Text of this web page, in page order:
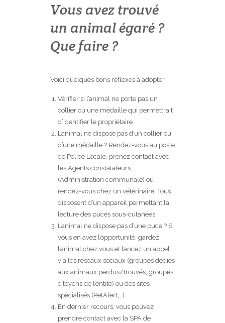
Vous avez trouvé
un animal égaré ?
Que faire ?
Voici quelques bons réflexes à adopter :
Vérifier si l’animal ne porte pas un
collier ou une médaille qui permettrait
d’identifier le propriétaire.
L’animal ne dispose pas d’un collier ou
d’une médaille ? Rendez-vous au poste
de Police Locale, prenez contact avec
les Agents constatateurs
(Administration communale) ou
rendez-vous chez un vétérinaire. Tous
disposent d’un appareil permettant la
lecture des puces sous-cutanées.
L’animal ne dispose pas d’une puce ? Si
vous en avez l’opportunité, gardez
l’animal chez vous et lancez un appel
via les réseaux sociaux (groupes dédiés
aux animaux perdus/trouvés, groupes
citoyens de l’entité) ou des sites
spécialisés (PetAlert,…).
En dernier recours, vous pouvez
prendre contact avec la SPA de